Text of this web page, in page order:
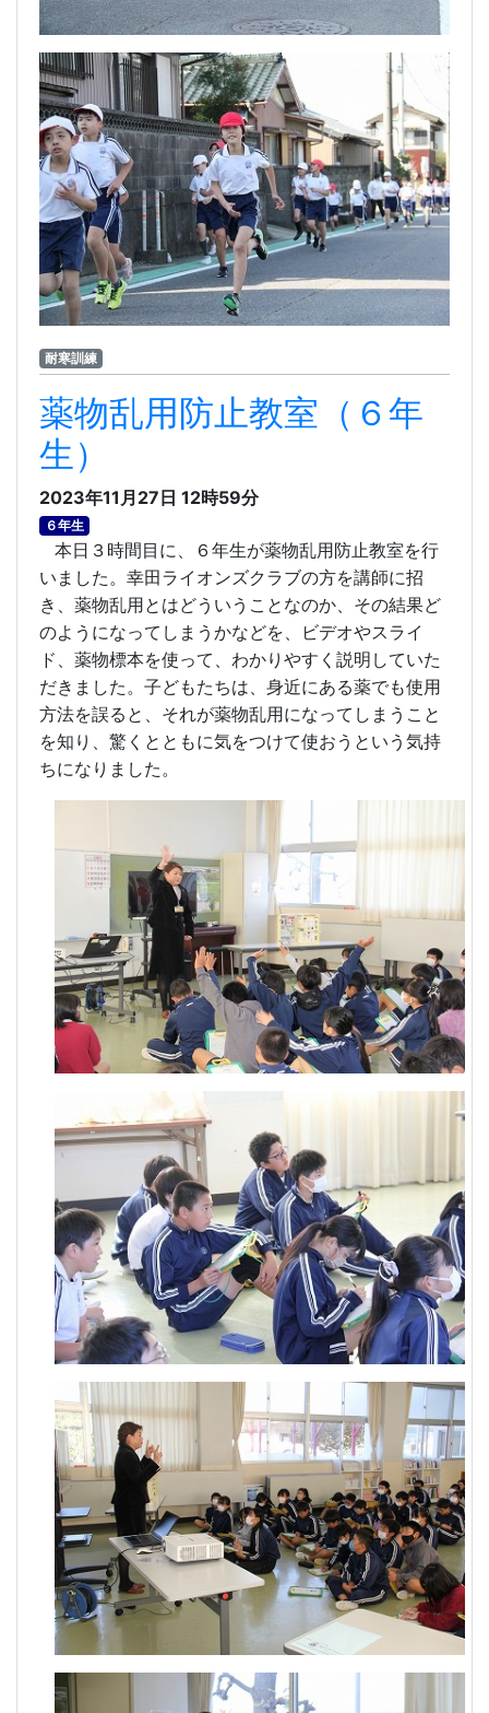
耐寒訓練
薬物乱用防止教室（６年
生）
2023年11月27日 12時59分
６年生
本日３時間目に、６年生が薬物乱用防止教室を行
いました。幸田ライオンズクラブの方を講師に招
き、薬物乱用とはどういうことなのか、その結果ど
のようになってしまうかなどを、ビデオやスライ
ド、薬物標本を使って、わかりやすく説明していた
だきました。子どもたちは、身近にある薬でも使用
方法を誤ると、それが薬物乱用になってしまうこと
を知り、驚くとともに気をつけて使おうという気持
ちになりました。